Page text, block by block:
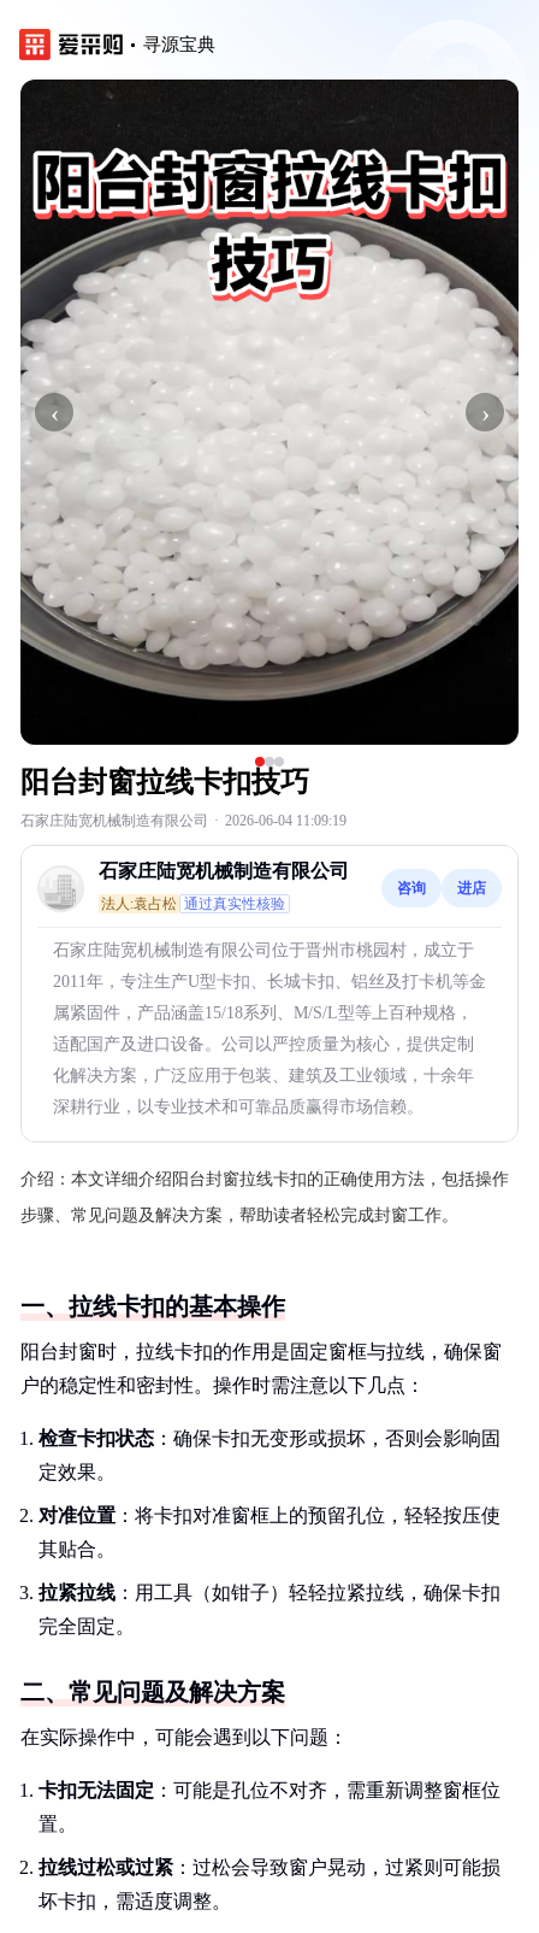
寻源宝典
‹ ›
阳台封窗拉线卡扣技巧
石家庄陆宽机械制造有限公司 · 2026-06-04 11:09:19
石家庄陆宽机械制造有限公司
法人:袁占松 通过真实性核验
咨询 进店
石家庄陆宽机械制造有限公司位于晋州市桃园村，成立于
2011年，专注生产U型卡扣、长城卡扣、铝丝及打卡机等金
属紧固件，产品涵盖15/18系列、M/S/L型等上百种规格，
适配国产及进口设备。公司以严控质量为核心，提供定制
化解决方案，广泛应用于包装、建筑及工业领域，十余年
深耕行业，以专业技术和可靠品质赢得市场信赖。
介绍： 本文详细介绍阳台封窗拉线卡扣的正确使用方法，包括操作
步骤、常见问题及解决方案，帮助读者轻松完成封窗工作。
一、拉线卡扣的基本操作
阳台封窗时，拉线卡扣的作用是固定窗框与拉线，确保窗
户的稳定性和密封性。操作时需注意以下几点：
检查卡扣状态 ：确保卡扣无变形或损坏，否则会影响固
定效果。
对准位置 ：将卡扣对准窗框上的预留孔位，轻轻按压使
其贴合。
拉紧拉线 ：用工具（如钳子）轻轻拉紧拉线，确保卡扣
完全固定。
二、常见问题及解决方案
在实际操作中，可能会遇到以下问题：
卡扣无法固定 ：可能是孔位不对齐，需重新调整窗框位
置。
拉线过松或过紧 ：过松会导致窗户晃动，过紧则可能损
坏卡扣，需适度调整。